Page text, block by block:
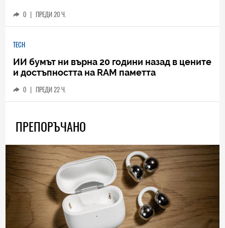
0 | ПРЕДИ 20 Ч.
TECH
ИИ бумът ни върна 20 години назад в цените
и достъпността на RAM паметта
0 ПРЕДИ 22 Ч.
ПРЕПОРЪЧАНО